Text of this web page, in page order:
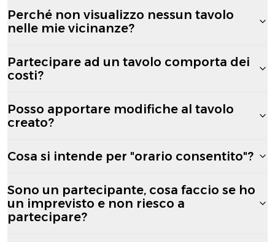
Perché non visualizzo nessun tavolo
nelle mie vicinanze?
Partecipare ad un tavolo comporta dei
costi?
Posso apportare modifiche al tavolo
creato?
Cosa si intende per "orario consentito"?
Sono un partecipante, cosa faccio se ho
un imprevisto e non riesco a
partecipare?